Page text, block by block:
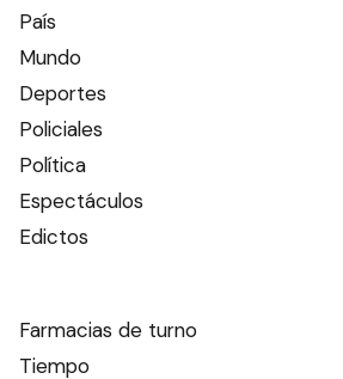
País
Mundo
Deportes
Policiales
Política
Espectáculos
Edictos
Farmacias de turno
Tiempo